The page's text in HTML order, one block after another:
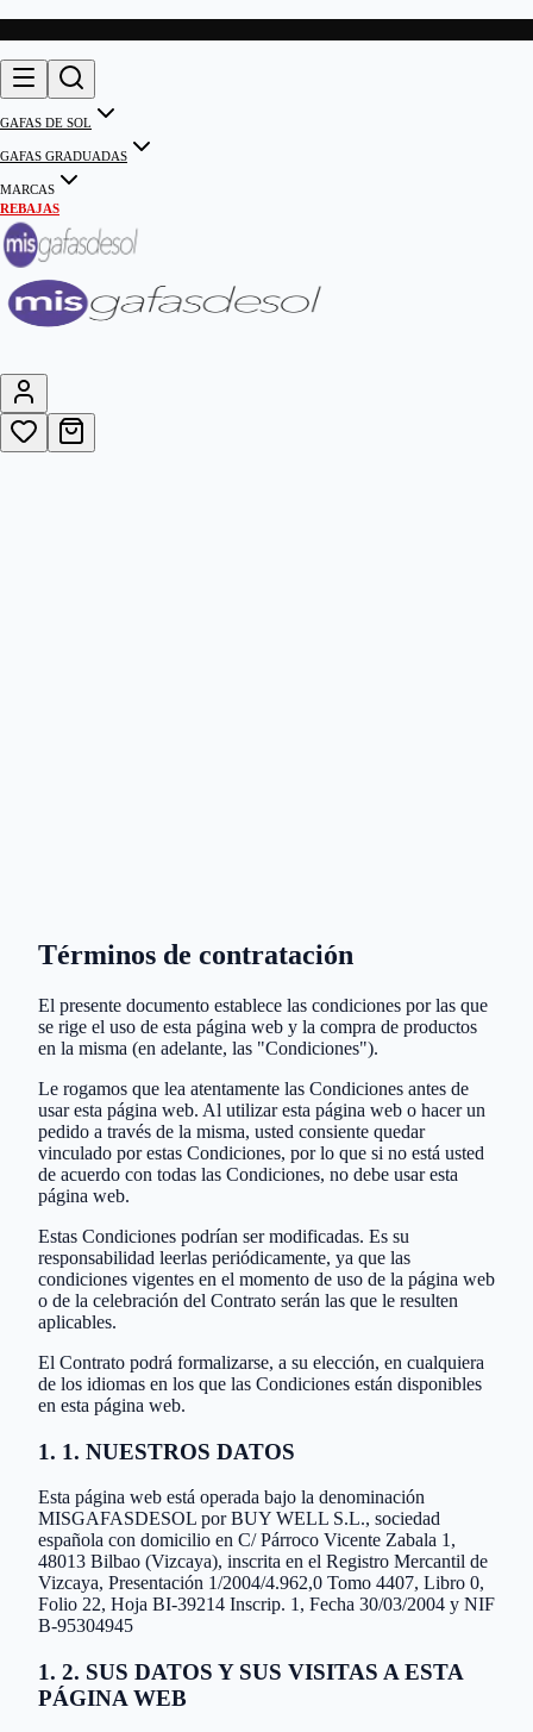
GAFAS DE SOL
GAFAS GRADUADAS
MARCAS
REBAJAS
Términos de contratación
El presente documento establece las condiciones por las que
se rige el uso de esta página web y la compra de productos
en la misma (en adelante, las "Condiciones").
Le rogamos que lea atentamente las Condiciones antes de
usar esta página web. Al utilizar esta página web o hacer un
pedido a través de la misma, usted consiente quedar
vinculado por estas Condiciones, por lo que si no está usted
de acuerdo con todas las Condiciones, no debe usar esta
página web.
Estas Condiciones podrían ser modificadas. Es su
responsabilidad leerlas periódicamente, ya que las
condiciones vigentes en el momento de uso de la página web
o de la celebración del Contrato serán las que le resulten
aplicables.
El Contrato podrá formalizarse, a su elección, en cualquiera
de los idiomas en los que las Condiciones están disponibles
en esta página web.
1. 1. NUESTROS DATOS
Esta página web está operada bajo la denominación
MISGAFASDESOL por BUY WELL S.L., sociedad
española con domicilio en C/ Párroco Vicente Zabala 1,
48013 Bilbao (Vizcaya), inscrita en el Registro Mercantil de
Vizcaya, Presentación 1/2004/4.962,0 Tomo 4407, Libro 0,
Folio 22, Hoja BI-39214 Inscrip. 1, Fecha 30/03/2004 y NIF
B-95304945
1. 2. SUS DATOS Y SUS VISITAS A ESTA
PÁGINA WEB